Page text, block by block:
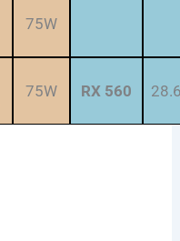
75W
75W RX 560